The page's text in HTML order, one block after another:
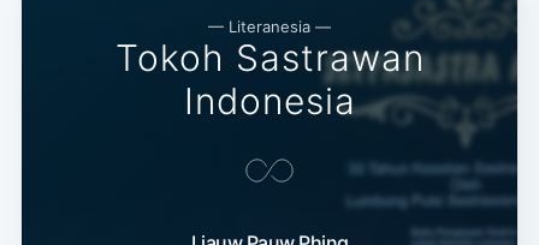
— Literanesia —
Tokoh Sastrawan
Indonesia